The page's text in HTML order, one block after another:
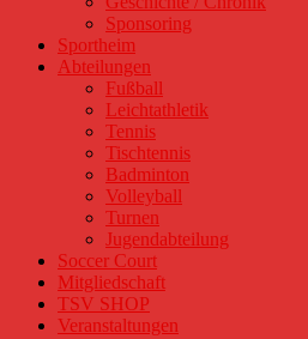
Sponsoring
Sportheim
Abteilungen
Fußball
Leichtathletik
Tennis
Tischtennis
Badminton
Volleyball
Turnen
Jugendabteilung
Soccer Court
Mitgliedschaft
TSV SHOP
Veranstaltungen